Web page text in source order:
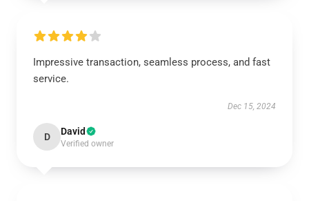
Impressive transaction, seamless process, and fast
service.
Dec 15, 2024
D David
Verified owner